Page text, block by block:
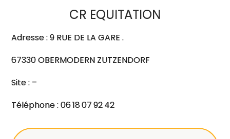
CR EQUITATION
Adresse : 9 RUE DE LA GARE .
67330 OBERMODERN ZUTZENDORF
Site : –
Téléphone : 06 18 07 92 42